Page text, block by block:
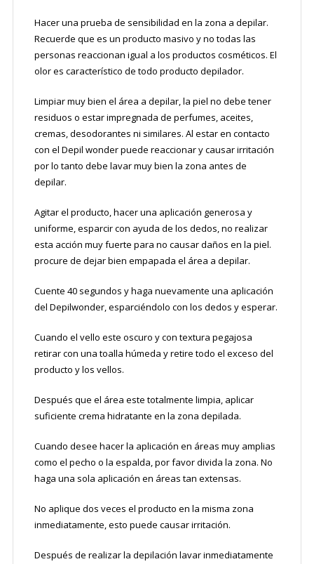
Hacer una prueba de sensibilidad en la zona a depilar.
Recuerde que es un producto masivo y no todas las
personas reaccionan igual a los productos cosméticos. El
olor es característico de todo producto depilador.
Limpiar muy bien el área a depilar, la piel no debe tener
residuos o estar impregnada de perfumes, aceites,
cremas, desodorantes ni similares. Al estar en contacto
con el Depil wonder puede reaccionar y causar irritación
por lo tanto debe lavar muy bien la zona antes de
depilar.
Agitar el producto, hacer una aplicación generosa y
uniforme, esparcir con ayuda de los dedos, no realizar
esta acción muy fuerte para no causar daños en la piel.
procure de dejar bien empapada el área a depilar.
Cuente 40 segundos y haga nuevamente una aplicación
del Depilwonder, esparciéndolo con los dedos y esperar.
Cuando el vello este oscuro y con textura pegajosa
retirar con una toalla húmeda y retire todo el exceso del
producto y los vellos.
Después que el área este totalmente limpia, aplicar
suficiente crema hidratante en la zona depilada.
Cuando desee hacer la aplicación en áreas muy amplias
como el pecho o la espalda, por favor divida la zona. No
haga una sola aplicación en áreas tan extensas.
No aplique dos veces el producto en la misma zona
inmediatamente, esto puede causar irritación.
Después de realizar la depilación lavar inmediatamente